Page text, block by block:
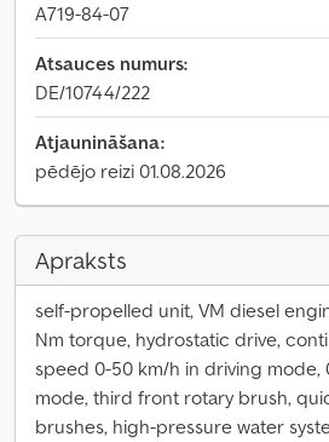
A719-84-07
Atsauces numurs:
DE/10744/222
Atjaunināšana:
pēdējo reizi 01.08.2026
Apraksts
self-propelled unit, VM diesel
Nm torque, hydrostatic drive,
speed 0-50 km/h in driving mode,
mode, third front rotary brush,
brushes, high-pressure water